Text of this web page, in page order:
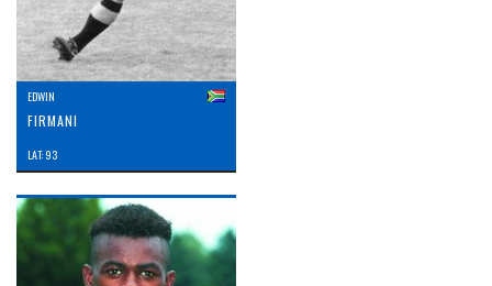
EDWIN
FIRMANI
LAT: 93